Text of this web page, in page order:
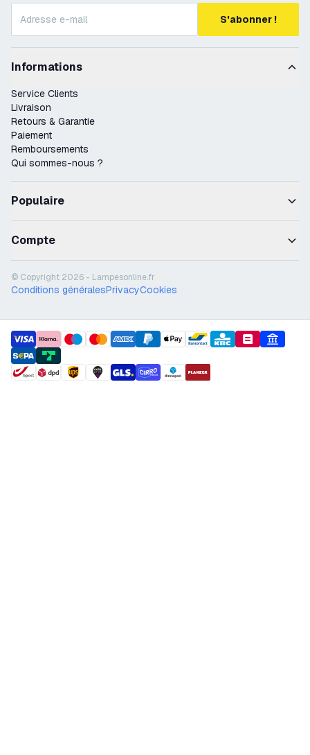
S'abonner !
Informations
Service Clients
Livraison
Retours & Garantie
Paiement
Remboursements
Qui sommes-nous ?
Populaire
Compte
© Copyright 2026 - Lampesonline.fr
Conditions généralesPrivacyCookies
payment methods
shipment methods